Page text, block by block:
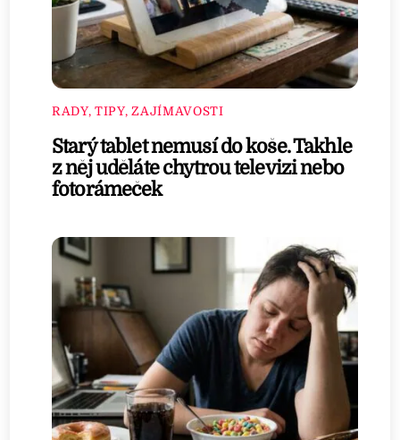
RADY, TIPY, ZAJÍMAVOSTI
Starý tablet nemusí do koše. Takhle
z něj uděláte chytrou televizi nebo
fotorámeček